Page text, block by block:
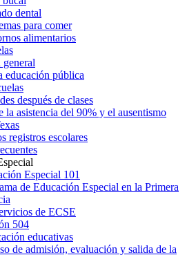
dental
para comer
alimentarios
educación pública
después de clases
la asistencia del 90% y el ausentismo
registros escolares
Especial 101
de Educación Especial en la Primera
de ECSE
504
educativas
de admisión, evaluación y salida de la